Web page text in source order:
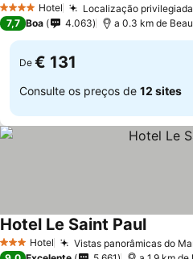
4 EstrelasHotel Localização
7,7 Boa 4.063 a 0.3 km de
De € 131
Consulte os preços de 12 sites
3 EstrelasHotel Vistas panorâmicas do
Hotel Le Saint Paul